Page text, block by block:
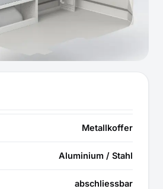
Metallkoffer
Aluminium / Stahl
abschliessbar